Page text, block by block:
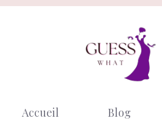
Accueil Blog